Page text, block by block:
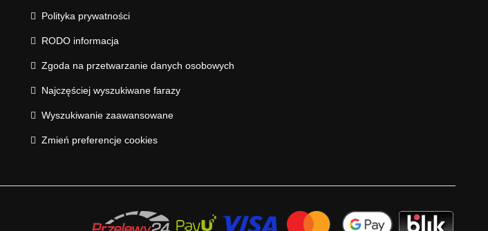
Polityka prywatności
RODO informacja
Zgoda na przetwarzanie danych osobowych
Najczęściej wyszukiwane farazy
Wyszukiwanie zaawansowane
Zmień preferencje cookies